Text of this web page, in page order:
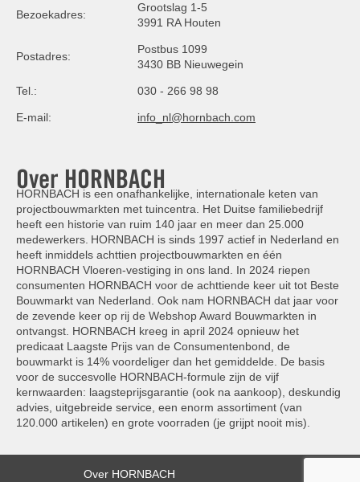
Bezoekadres:
Grootslag 1-5
3991 RA Houten
Postadres:
Postbus 1099
3430 BB Nieuwegein
Tel.: 030 - 266 98 98
E-mail: info_nl@hornbach.com
Over HORNBACH
HORNBACH is een onafhankelijke, internationale keten van
projectbouwmarkten met tuincentra. Het Duitse familiebedrijf
heeft een historie van ruim 140 jaar en meer dan 25.000
medewerkers. HORNBACH is sinds 1997 actief in Nederland en
heeft inmiddels achttien projectbouwmarkten en één
HORNBACH Vloeren-vestiging in ons land. In 2024 riepen
consumenten HORNBACH voor de achttiende keer uit tot Beste
Bouwmarkt van Nederland. Ook nam HORNBACH dat jaar voor
de zevende keer op rij de Webshop Award Bouwmarkten in
ontvangst. HORNBACH kreeg in april 2024 opnieuw het
predicaat Laagste Prijs van de Consumentenbond, de
bouwmarkt is 14% voordeliger dan het gemiddelde. De basis
voor de succesvolle HORNBACH-formule zijn de vijf
kernwaarden: laagsteprijsgarantie (ook na aankoop), deskundig
advies, uitgebreide service, een enorm assortiment (van
120.000 artikelen) en grote voorraden (je grijpt nooit mis).
Over HORNBACH